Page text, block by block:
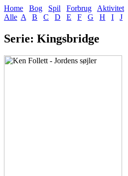
Home Bog Spil Forbrug Aktivitet
Alle A B C D E F G H I J
Serie: Kingsbridge